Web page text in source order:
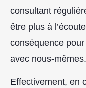
consultant
être plus à
conséquence
avec nous-mêmes.
Effectivement, en